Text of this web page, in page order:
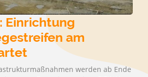
Einrichtung
am
werden ab Ende